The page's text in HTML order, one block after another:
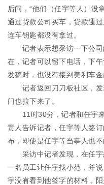
后问，“他们（任宇等人）没
通过贷款公司买车，贷款通
连车钥匙都没有拿过。
记者表示想采访一下公司
在，记者可以留下电话，下
发稿时，也没有接到美利车
记者返回刀刀板社区，发
门也拉下来了。
11时30分，记者和任宇来
责人告诉记者，任宇等人签
布，即使是任宇等当事人也不
采访中记者发现，在任宇
一名员工让任宇找小范，并
宇没有看到他签字的材料，